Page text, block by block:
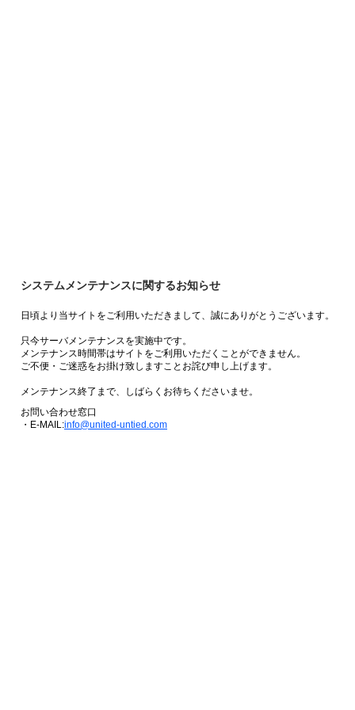
システムメンテナンスに関するお知らせ
日頃より当サイトをご利用いただきまして、誠にありがとうございます。
只今サーバメンテナンスを実施中です。
メンテナンス時間帯はサイトをご利用いただくことができません。
ご不便・ご迷惑をお掛け致しますことお詫び申し上げます。
メンテナンス終了まで、しばらくお待ちくださいませ。
お問い合わせ窓口
・E-MAIL:info@united-untied.com